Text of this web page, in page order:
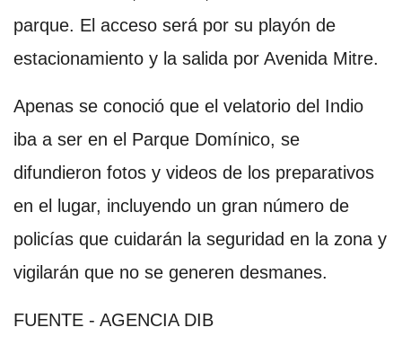
parque. El acceso será por su playón de
estacionamiento y la salida por Avenida Mitre.
Apenas se conoció que el velatorio del Indio
iba a ser en el Parque Domínico, se
difundieron fotos y videos de los preparativos
en el lugar, incluyendo un gran número de
policías que cuidarán la seguridad en la zona y
vigilarán que no se generen desmanes.
FUENTE - AGENCIA DIB